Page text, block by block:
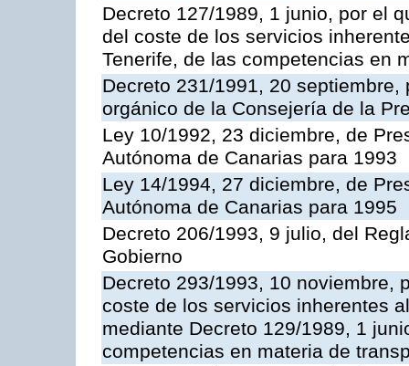
Decreto 127/1989, 1 junio, por el
del coste de los servicios
Tenerife, de las competencias en
Decreto 231/1991, 20
orgánico de la Consejería de la
Ley 10/1992, 23 diciembre, de
Autónoma de Canarias para 1993
Ley 14/1994, 27 diciembre, de
Autónoma de Canarias para 1995
Decreto 206/1993, 9 julio, del
Gobierno
Decreto 293/1993, 10 noviembre,
coste de los servicios inherentes
mediante Decreto 129/1989, 1
competencias en materia de